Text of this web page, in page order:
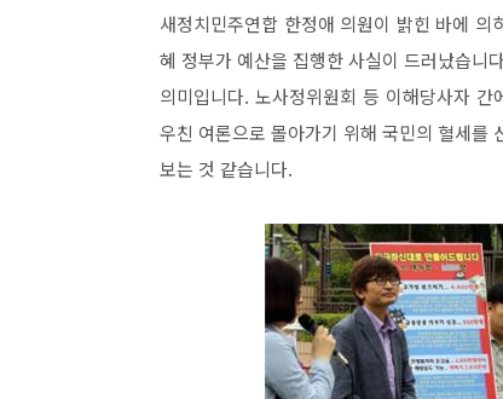
새정치민주연합 한정애 의원이 밝힌 바에
혜 정부가 예산을 집행한 사실이 드러났습니
의미입니다. 노사정위원회 등 이해당사자
우친 여론으로 몰아가기 위해 국민의 혈세를
보는 것 같습니다.